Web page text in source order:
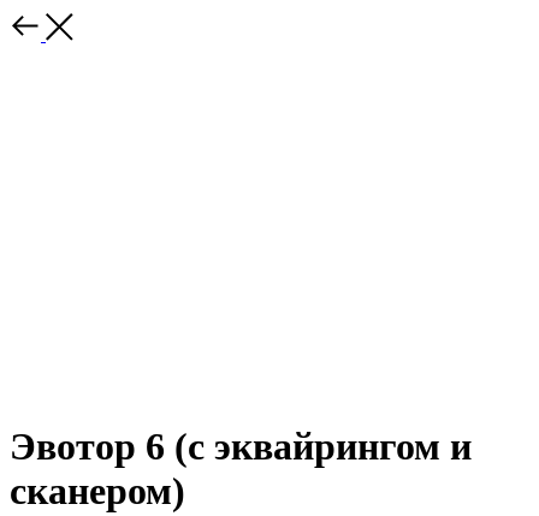
Эвотор 6 (с эквайрингом и
сканером)